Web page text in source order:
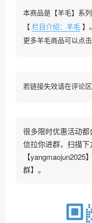
本商品是【羊毛】系
【 栏目介绍：羊毛 】。
更多羊毛商品可以点
若链接失效请在评论
很多限时优惠活动
信拉你进群，扫描
【
群】。